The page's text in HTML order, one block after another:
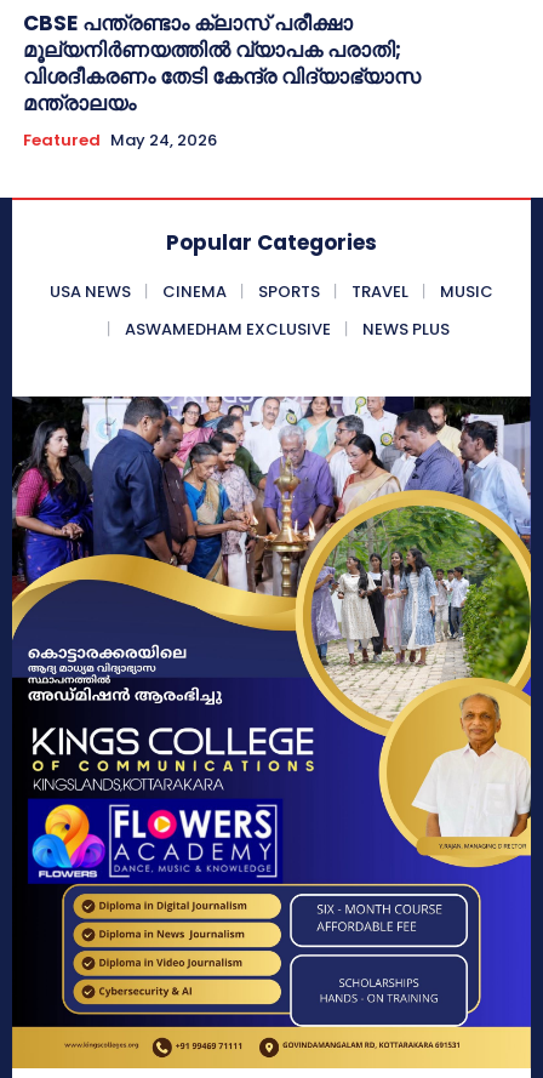
CBSE പന്ത്രണ്ടാം ക്ലാസ് പരീക്ഷാ
മൂല്യനിർണയത്തിൽ വ്യാപക പരാതി;
വിശദീകരണം തേടി കേന്ദ്ര വിദ്യാഭ്യാസ
മന്ത്രാലയം
Featured May 24, 2026
Popular Categories
USA NEWS CINEMA SPORTS TRAVEL
MUSIC
ASWAMEDHAM EXCLUSIVE
NEWS PLUS